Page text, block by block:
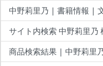
中野莉里乃 | 書籍情報 |
サイト内検索 中野莉里乃
商品検索結果 | 中野莉里